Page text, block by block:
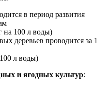
в период развития
на 100 л воды)
деревьев проводится за 1
л воды)
и ягодных культур: